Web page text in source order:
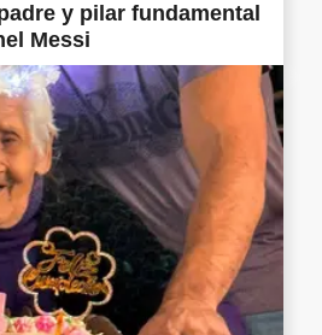
y pilar fundamental
Messi